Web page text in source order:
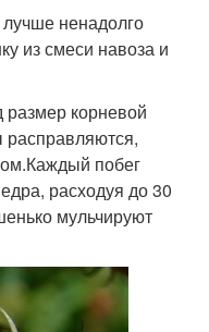
ненадолго
из смеси навоза и
корневой
побег
расходуя до 30
мульчируют